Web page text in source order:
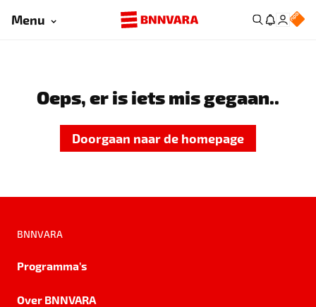
Menu
Oeps, er is iets mis gegaan..
Doorgaan naar de homepage
BNNVARA
Programma's
Over BNNVARA